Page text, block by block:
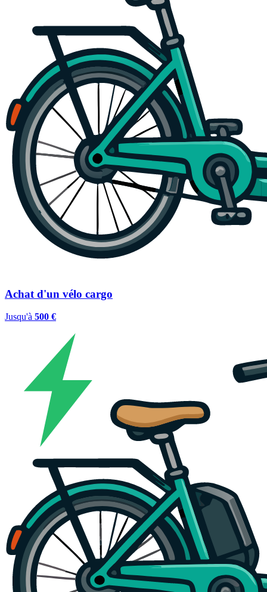
Achat d'un vélo cargo
Jusqu'à 500 €